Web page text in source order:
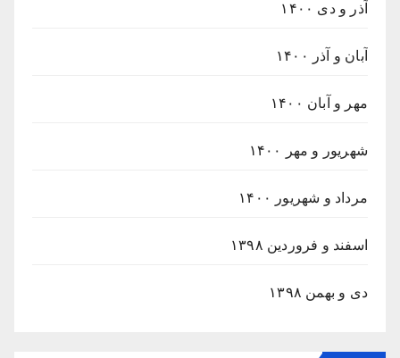
آذر و دی ۱۴۰۰
آبان و آذر ۱۴۰۰
مهر و آبان ۱۴۰۰
شهریور و مهر ۱۴۰۰
مرداد و شهریور ۱۴۰۰
اسفند و فروردین ۱۳۹۸
دی و بهمن ۱۳۹۸